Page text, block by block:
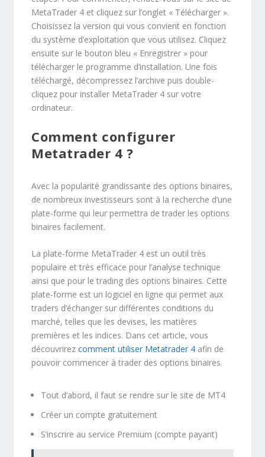
MetaTrader 4 et cliquez sur l’onglet « Télécharger ».
Choisissez la version qui vous convient en fonction
du système d’exploitation que vous utilisez. Cliquez
ensuite sur le bouton bleu « Enregistrer » pour
télécharger le programme d’installation. Une fois
téléchargé, décompressez l’archive puis double-
cliquez pour installer MetaTrader 4 sur votre
ordinateur.
Comment configurer
Metatrader 4 ?
Avec la popularité grandissante des options binaires,
de nombreux investisseurs sont à la recherche d’une
plate-forme qui leur permettra de trader les options
binaires facilement.
La plate-forme MetaTrader 4 est un outil très
populaire et très efficace pour l’analyse technique
ainsi que pour le trading des options binaires. Cette
plate-forme est un logiciel en ligne qui permet aux
traders d’échanger sur différentes conditions du
marché, telles que les devises, les matières
premières et les indices. Dans cet article, vous
découvrirezcomment utiliser Metatrader 4 afin de
pouvoir commencer à trader des options binaires.
Tout d’abord, il faut se rendre sur le site de MT4
Créer un compte gratuitement
S’inscrire au service Premium (compte payant)